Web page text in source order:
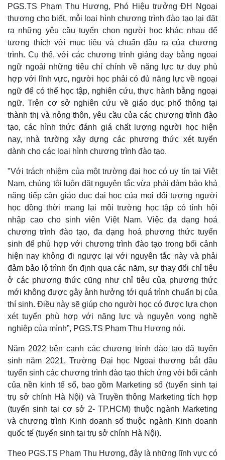
Thế giới
Quan sát
Cuộc sống đó đây
Hồ sơ
Multimedia
Video
Ảnh
E-Magazine
Infographic
PGS.TS Phạm Thu Hương, Phó Hiệu trưởng ĐH Ngoại
thương cho biết, mỗi loại hình chương trình đào tạo lại đặt
ra những yêu cầu tuyển chọn người học khác nhau để
tương thích với mục tiêu và chuẩn đầu ra của chương
trình. Cụ thể, với các chương trình giảng dạy bằng ngoại
ngữ ngoài những tiêu chí chính về năng lực tư duy phù
hợp với lĩnh vực, người học phải có đủ năng lực về ngoại
ngữ để có thể học tập, nghiên cứu, thực hành bằng ngoại
ngữ. Trên cơ sở nghiên cứu về giáo dục phổ thông tại
thành thị và nông thôn, yêu cầu của các chương trình đào
tạo, các hình thức đánh giá chất lượng người học hiện
nay, nhà trường xây dựng các phương thức xét tuyển
dành cho các loại hình chương trình đào tạo.
"Với trách nhiệm của một trường đại học có uy tín tại Việt
Nam, chúng tôi luôn đặt nguyên tắc vừa phải đảm bảo khả
năng tiếp cận giáo dục đại học của mọi đối tượng người
học đồng thời mang lại môi trường học tập có tính hội
nhập cao cho sinh viên Việt Nam. Việc đa dạng hoá
chương trình đào tạo, đa dạng hoá phương thức tuyển
sinh để phù hợp với chương trình đào tạo trong bối cảnh
hiện nay không đi ngược lại với nguyên tắc này và phải
đảm bảo lộ trình ổn định qua các năm, sự thay đổi chỉ tiêu
ở các phương thức cũng như chỉ tiêu của phương thức
mới không được gây ảnh hưởng tới quá trình chuẩn bị của
thí sinh. Điều này sẽ giúp cho người học có được lựa chọn
xét tuyển phù hợp với năng lực và nguyện vọng nghề
nghiệp của mình”, PGS.TS Phạm Thu Hương nói.
Năm 2022 bên cạnh các chương trình đào tạo đã tuyển
sinh năm 2021, Trường Đại học Ngoại thương bắt đầu
tuyển sinh các chương trình đào tạo thích ứng với bối cảnh
của nền kinh tế số, bao gồm Marketing số (tuyển sinh tại
trụ sở chính Hà Nội) và Truyền thông Marketing tích hợp
(tuyển sinh tại cơ sở 2- TP.HCM) thuộc ngành Marketing
và chương trình Kinh doanh số thuộc ngành Kinh doanh
quốc tế (tuyển sinh tại trụ sở chính Hà Nội).
Theo PGS.TS Phạm Thu Hương, đây là những lĩnh vực có